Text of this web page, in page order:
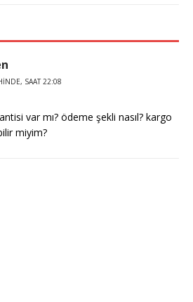
SAAT 22:08
var mı? ödeme şekli nasıl? kargo
miyim?